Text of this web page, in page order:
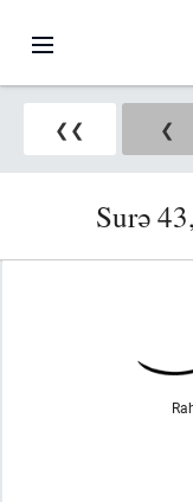
❮❮ ❮
Surə